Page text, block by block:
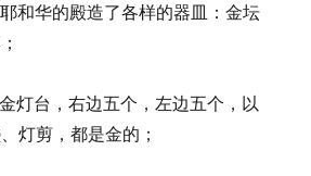
和华的殿造了各样的器皿：金坛
灯台，右边五个，左边五个，以
灯剪，都是金的；